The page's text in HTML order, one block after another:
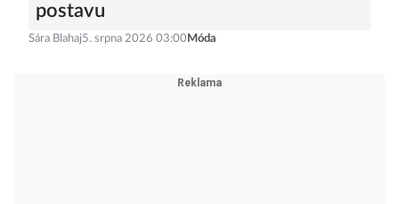
postavu
Sára Blahaj5. srpna 2026 03:00 Móda